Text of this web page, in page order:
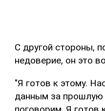
С другой стороны,
недоверие, он это
"Я готов к этому.
данным за прошлую